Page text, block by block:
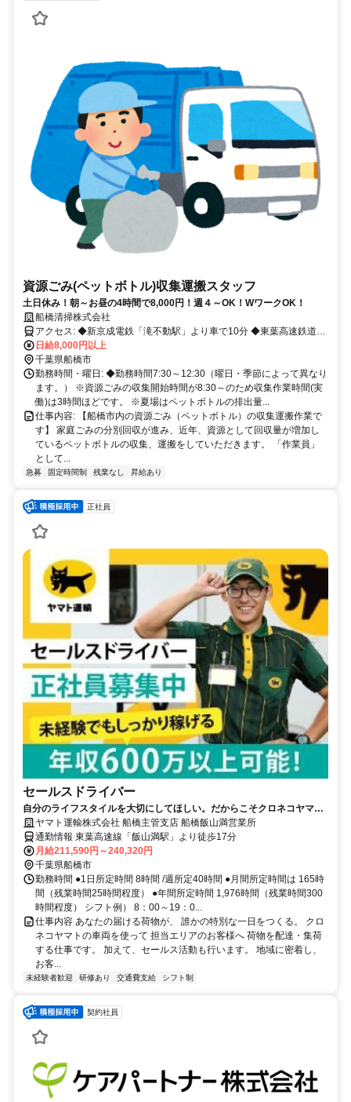
資源ごみ(ペットボトル)収集運搬スタッフ
土日休み！朝～お昼の4時間で8,000円！週４～OK！WワークOK！
船橋清掃株式会社
アクセス: ◆新京成電鉄「滝不動駅」より車で10分 ◆東葉高速鉄道
「飯山満駅」より車で10分 ◆車、バイク、自転車、徒歩のいずれか
で出勤可能な方(電車、バス通勤不可)
日給8,000円以上
千葉県船橋市
勤務時間・曜日: ◆勤務時間7:30～12:30（曜日・季節によって異なり
ます。） ※資源ごみの収集開始時間が8:30～のため収集作業時間(実
働)は3時間ほどです。 ※夏場はペットボトルの排出量...
仕事内容: 【船橋市内の資源ごみ（ペットボトル）の収集運搬作業で
す】 家庭ごみの分別回収が進み、近年、資源として回収量が増加し
ているペットボトルの収集、運搬をしていただきます。 「作業員」
として...
急募 固定時間制 残業なし 昇給あり
正社員
セールスドライバー
自分のライフスタイルを大切にしてほしい。だからこそクロネコヤマト
は収入も休日も充実
ヤマト運輸株式会社 船橋主管支店 船橋飯山満営業所
通勤情報 東葉高速線「飯山満駅」より徒歩17分
月給211,590円～240,320円
千葉県船橋市
勤務時間 ●1日所定時間 8時間 /週所定40時間 ●月間所定時間は 165時
間（残業時間25時間程度） ●年間所定時間 1,976時間（残業時間300
時間程度） シフト例） 8：00～19：0...
仕事内容 あなたの届ける荷物が、 誰かの特別な一日をつくる。 クロ
ネコヤマトの車両を使って 担当エリアのお客様へ 荷物を配達・集荷
する仕事です。 加えて、セールス活動も行います。 地域に密着し、
お客...
未経験者歓迎 研修あり 交通費支給 シフト制
契約社員